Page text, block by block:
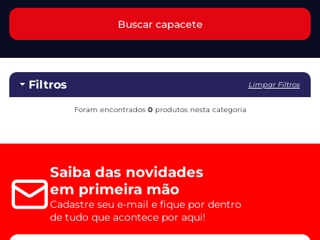
marca
estilo
Buscar capacete
Filtros Limpar Filtros
Foram encontrados 0produtos nesta categoria
Saiba das novidades
em primeira mão
Cadastre seu e-mail e fique por dentro
de tudo que acontece por aqui!